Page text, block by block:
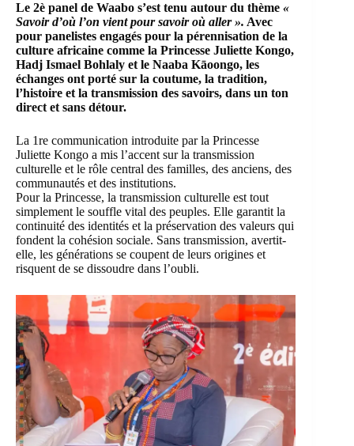
Le 2è panel de Waabo s’est tenu autour du thème «
Savoir d’où l’on vient pour savoir où aller ». Avec
pour panelistes engagés pour la pérennisation de la
culture africaine comme la Princesse Juliette Kongo,
Hadj Ismael Bohlaly et le Naaba Kāoongo, les
échanges ont porté sur la coutume, la tradition,
l’histoire et la transmission des savoirs, dans un ton
direct et sans détour.
La 1re communication introduite par la Princesse
Juliette Kongo a mis l’accent sur la transmission
culturelle et le rôle central des familles, des anciens, des
communautés et des institutions.
Pour la Princesse, la transmission culturelle est tout
simplement le souffle vital des peuples. Elle garantit la
continuité des identités et la préservation des valeurs qui
fondent la cohésion sociale. Sans transmission, avertit-
elle, les générations se coupent de leurs origines et
risquent de se dissoudre dans l’oubli.